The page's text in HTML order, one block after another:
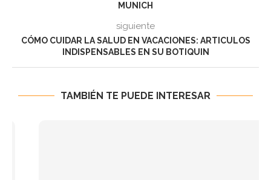
MUNICH
siguiente
CÓMO CUIDAR LA SALUD EN VACACIONES: ARTICULOS
INDISPENSABLES EN SU BOTIQUIN
TAMBIÉN TE PUEDE INTERESAR